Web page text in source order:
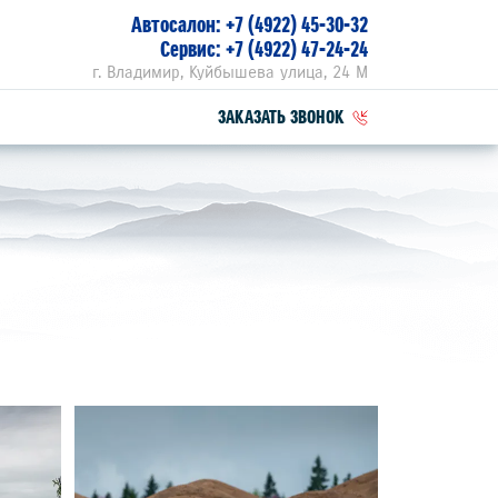
г. Владимир, Куйбышева улица, 24 М
Автосалон: +7 (4922) 45-30-32
Сервис: +7 (4922) 47-24-24
ЗАКАЗАТЬ ЗВОНОК